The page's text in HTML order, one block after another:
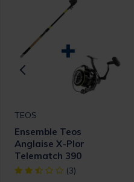
TEOS
Ensemble Teos
Anglaise X-Plor
Telematch 390
[object Object] out of 5
(3)